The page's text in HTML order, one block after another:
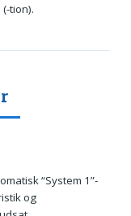
tion).
“System 1”-
og